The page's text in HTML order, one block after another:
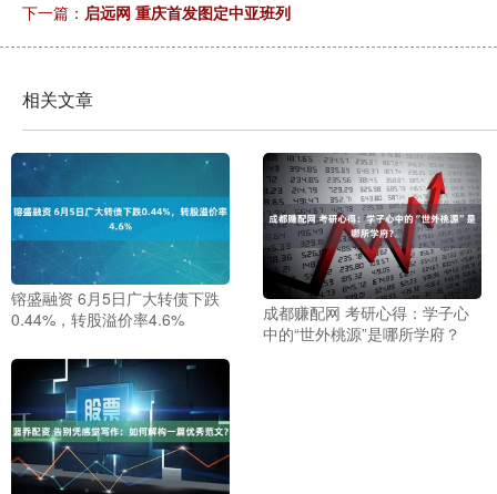
下一篇： 启远网 重庆首发图定中亚班列
相关文章
镕盛融资 6月5日广大转债下跌
0.44%，转股溢价率4.6%
成都赚配网 考研心得：学子心
中的“世外桃源”是哪所学府？